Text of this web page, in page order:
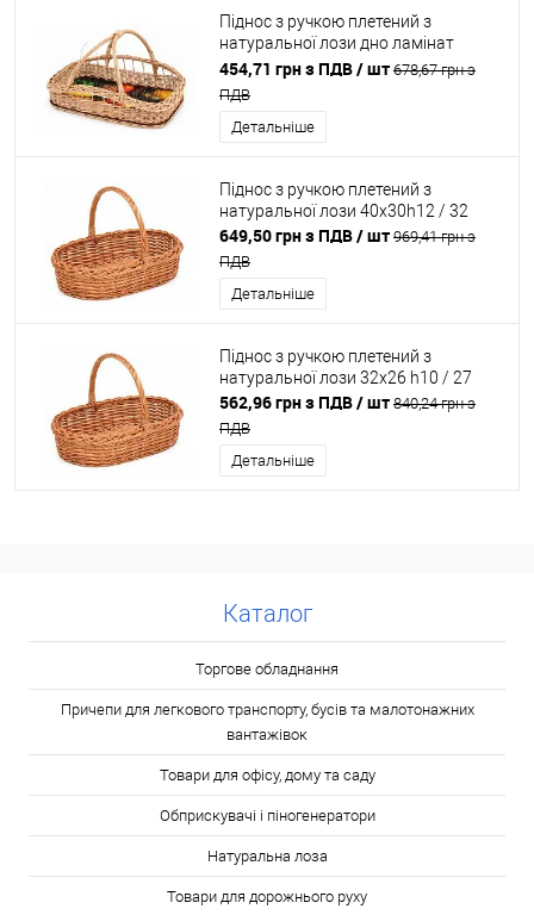
Піднос з ручкою плетений з
натуральної лози дно ламінат
50X30 H8 / 25
454,71 грн з ПДВ/ шт 678,67 грн з
ПДВ
Детальніше
Піднос з ручкою плетений з
натуральної лози 40x30h12 / 32
649,50 грн з ПДВ/ шт 969,41 грн з
ПДВ
Детальніше
Піднос з ручкою плетений з
натуральної лози 32x26 h10 / 27
562,96 грн з ПДВ/ шт 840,24 грн з
ПДВ
Детальніше
Каталог
Торгове обладнання
Причепи для легкового транспорту, бусів та малотонажних
вантажівок
Товари для офісу, дому та саду
Обприскувачі і піногенератори
Натуральна лоза
Товари для дорожнього руху